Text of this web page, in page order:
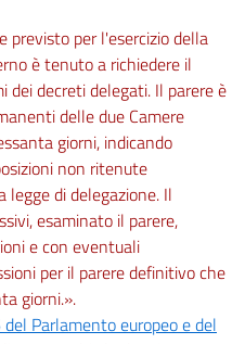
previsto per l'esercizio della
è tenuto a richiedere il
dei decreti delegati. Il parere è
delle due Camere
giorni, indicando
non ritenute
di delegazione. Il
esaminato il parere,
e con eventuali
per il parere definitivo che
giorni.».
Parlamento europeo e del